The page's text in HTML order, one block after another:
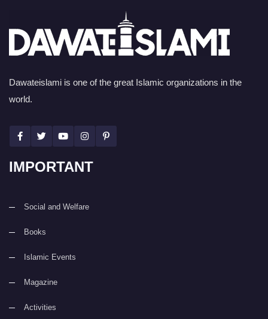
Dawateislami is one of the great Islamic organizations in the
world.
IMPORTANT
Social and Welfare
Books
Islamic Events
Magazine
Activities